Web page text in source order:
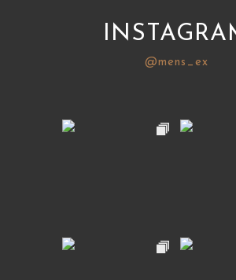
@mens_ex